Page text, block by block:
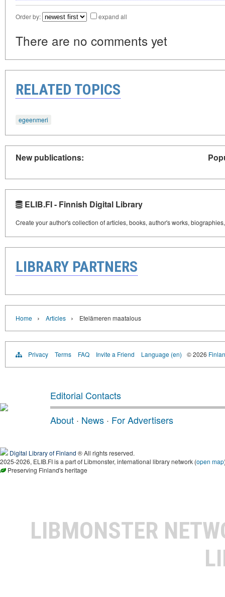
Order by: expand all
There are no comments yet
RELATED TOPICS
egeenmeri
New publications:
ELIB.FI - Finnish Digital Library
Create your author's collection of articles, books, author's works,
LIBRARY PARTNERS
Home › Articles › Etelämeren maatalous
Privacy Terms FAQ Invite a Friend Language (en) © 2026
Editorial Contacts
About · News · For Advertisers
Digital Library of Finland ® All rights reserved.
2025-2026, ELIB.FI is a part of Libmonster, international library network (open map
Preserving Finland's heritage
LIBMONSTER